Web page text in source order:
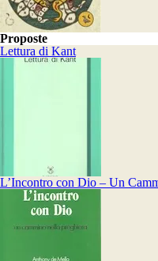
Proposte
Lettura di Kant
L’Incontro con Dio – Un